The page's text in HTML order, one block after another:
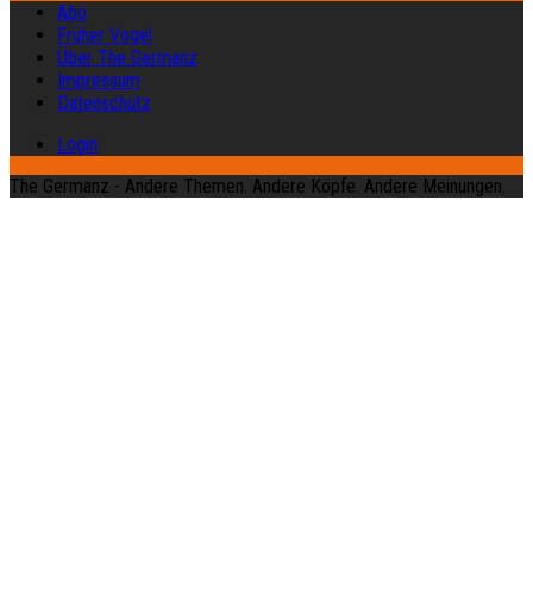
Abo
Früher Vogel
Über The Germanz
Impressum
Datenschutz
Login
The Germanz - Andere Themen. Andere Köpfe. Andere Meinungen.